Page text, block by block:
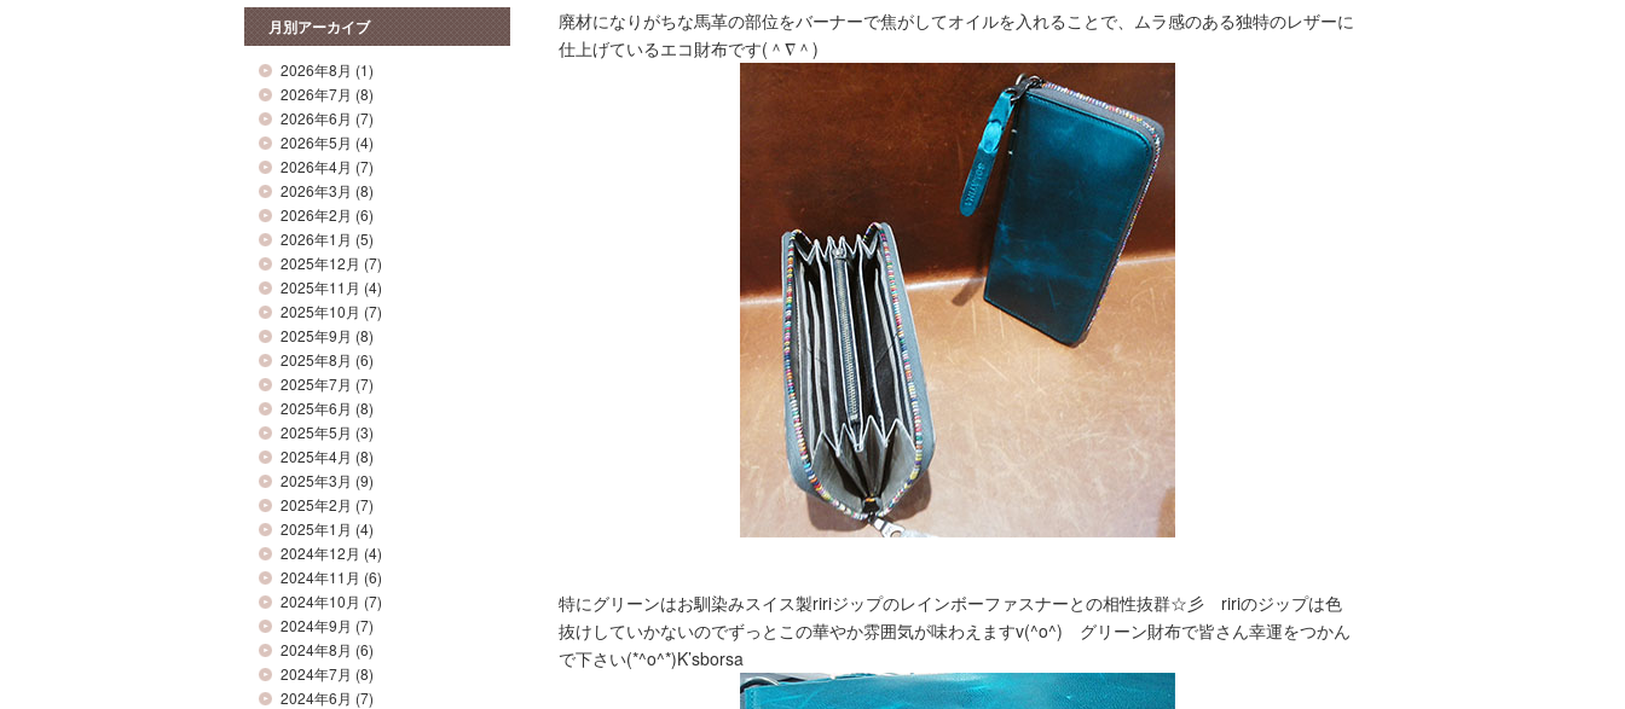
月別アーカイブ
2026年8月 (1)
2026年7月 (8)
2026年6月 (7)
2026年5月 (4)
2026年4月 (7)
2026年3月 (8)
2026年2月 (6)
2026年1月 (5)
2025年12月 (7)
2025年11月 (4)
2025年10月 (7)
2025年9月 (8)
2025年8月 (6)
2025年7月 (7)
2025年6月 (8)
2025年5月 (3)
2025年4月 (8)
2025年3月 (9)
2025年2月 (7)
2025年1月 (4)
2024年12月 (4)
2024年11月 (6)
2024年10月 (7)
2024年9月 (7)
2024年8月 (6)
2024年7月 (8)
2024年6月 (7)
廃材になりがちな馬革の部位をバーナーで焦がしてオイルを入れることで、ムラ感のある独特のレザーに
仕上げているエコ財布です(＾∇＾)
特にグリーンはお馴染みスイス製ririジップのレインボーファスナーとの相性抜群☆彡 ririのジップは色
抜けしていかないのでずっとこの華やか雰囲気が味わえますv(^o^) グリーン財布で皆さん幸運をつかん
で下さい(*^o^*)K’sborsa